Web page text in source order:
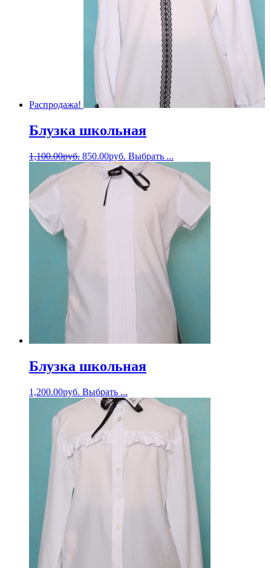
Распродажа!
Блузка школьная
1,100.00руб. 850.00руб. Выбрать ...
Блузка школьная
1,200.00руб. Выбрать ...